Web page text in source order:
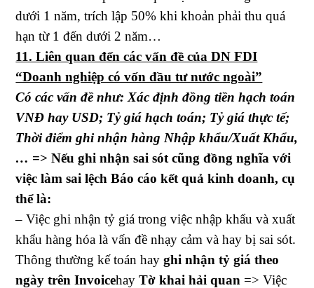
dưới 1 năm, trích lập 50% khi khoản phải thu quá
hạn từ 1 đến dưới 2 năm…
11. Liên quan đến các vấn đề của DN FDI
“Doanh nghiệp có vốn đầu tư nước ngoài”
Có các vấn đề như: Xác định đồng tiền hạch toán
VNĐ hay USD; Tỷ giá hạch toán; Tỷ giá thực tế;
Thời điểm ghi nhận hàng Nhập khẩu/Xuất Khẩu,
… => Nếu ghi nhận sai sót cũng đồng nghĩa với
việc làm sai lệch Báo cáo kết quả kinh doanh, cụ
thể là:
– Việc ghi nhận tỷ giá trong việc nhập khẩu và xuất
khẩu hàng hóa là vấn đề nhạy cảm và hay bị sai sót.
Thông thường kế toán hayghi nhận tỷ giá theo
ngày trên InvoicehayTờ khai hải quan => Việc